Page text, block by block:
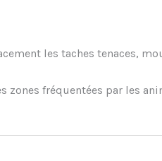
les taches tenaces,
zones fréquentées par les